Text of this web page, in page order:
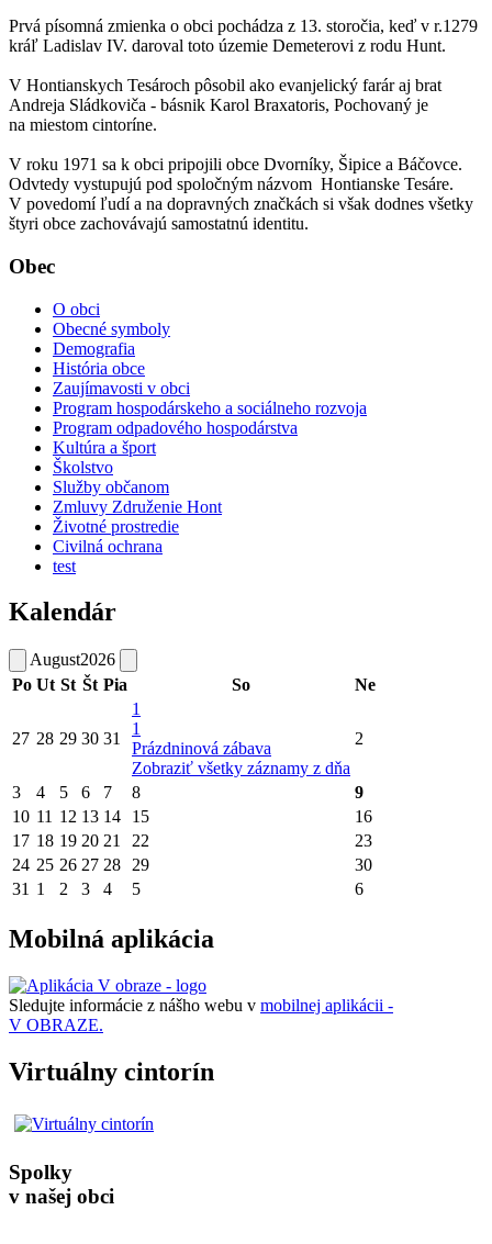
Prvá písomná zmienka o obci pochádza z 13. storočia, keď v r.1279
kráľ Ladislav IV. daroval toto územie Demeterovi z rodu Hunt.
V Hontianskych Tesároch pôsobil ako evanjelický farár aj brat
Andreja Sládkoviča - básnik Karol Braxatoris, Pochovaný je
na miestom cintoríne.
V roku 1971 sa k obci pripojili obce Dvorníky, Šipice a Báčovce.
Odvtedy vystupujú pod spoločným názvom Hontianske Tesáre.
V povedomí ľudí a na dopravných značkách si však dodnes všetky
štyri obce zachovávajú samostatnú identitu.
Obec
O obci
Obecné symboly
Demografia
História obce
Zaujímavosti v obci
Program hospodárskeho a sociálneho rozvoja
Program odpadového hospodárstva
Kultúra a šport
Školstvo
Služby občanom
Zmluvy Združenie Hont
Životné prostredie
Civilná ochrana
test
Kalendár
August2026
Po Ut St Št Pia So Ne
27 28 29 30 31
1
1
Prázdninová zábava
Zobraziť všetky záznamy z dňa
2
3 4 5 6 7 8
9
10 11 12 13 14 15
16
17 18 19 20 21 22
23
24 25 26 27 28 29
30
31 1 2 3 4 5 6
Mobilná aplikácia
Sledujte informácie z nášho webu v mobilnej aplikácii -
V OBRAZE.
Virtuálny cintorín
Spolky
v našej obci